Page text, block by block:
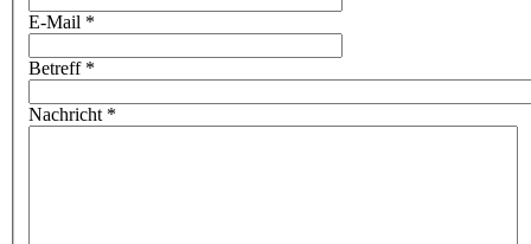
E-Mail *
Betreff*
Nachricht *